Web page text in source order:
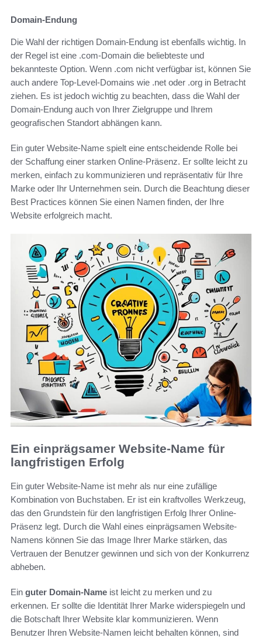
Domain-Endung
Die Wahl der richtigen Domain-Endung ist ebenfalls wichtig. In
der Regel ist eine .com-Domain die beliebteste und
bekannteste Option. Wenn .com nicht verfügbar ist, können Sie
auch andere Top-Level-Domains wie .net oder .org in Betracht
ziehen. Es ist jedoch wichtig zu beachten, dass die Wahl der
Domain-Endung auch von Ihrer Zielgruppe und Ihrem
geografischen Standort abhängen kann.
Ein guter Website-Name spielt eine entscheidende Rolle bei
der Schaffung einer starken Online-Präsenz. Er sollte leicht zu
merken, einfach zu kommunizieren und repräsentativ für Ihre
Marke oder Ihr Unternehmen sein. Durch die Beachtung dieser
Best Practices können Sie einen Namen finden, der Ihre
Website erfolgreich macht.
Ein einprägsamer Website-Name für
langfristigen Erfolg
Ein guter Website-Name ist mehr als nur eine zufällige
Kombination von Buchstaben. Er ist ein kraftvolles Werkzeug,
das den Grundstein für den langfristigen Erfolg Ihrer Online-
Präsenz legt. Durch die Wahl eines einprägsamen Website-
Namens können Sie das Image Ihrer Marke stärken, das
Vertrauen der Benutzer gewinnen und sich von der Konkurrenz
abheben.
Ein guter Domain-Name ist leicht zu merken und zu
erkennen. Er sollte die Identität Ihrer Marke widerspiegeln und
die Botschaft Ihrer Website klar kommunizieren. Wenn
Benutzer Ihren Website-Namen leicht behalten können, sind